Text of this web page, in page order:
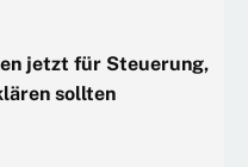
jetzt für Steuerung,
sollten